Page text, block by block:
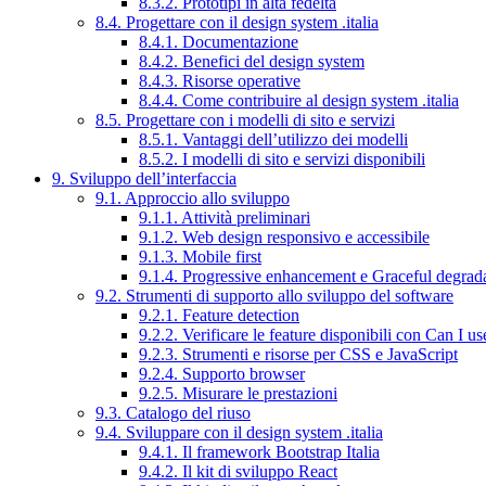
8.4. Progettare con il design system .italia
8.4.1. Documentazione
8.4.2. Benefici del design system
8.4.3. Risorse operative
8.4.4. Come contribuire al design system .italia
8.5. Progettare con i modelli di sito e servizi
8.5.1. Vantaggi dell’utilizzo dei modelli
8.5.2. I modelli di sito e servizi disponibili
9. Sviluppo dell’interfaccia
9.1. Approccio allo sviluppo
9.1.1. Attività preliminari
9.1.2. Web design responsivo e accessibile
9.1.3. Mobile first
9.1.4. Progressive enhancement e Graceful
9.2. Strumenti di supporto allo sviluppo del software
9.2.1. Feature detection
9.2.2. Verificare le feature disponibili con Can I
9.2.3. Strumenti e risorse per CSS e JavaScript
9.2.4. Supporto browser
9.2.5. Misurare le prestazioni
9.3. Catalogo del riuso
9.4. Sviluppare con il design system .italia
9.4.1. Il framework Bootstrap Italia
9.4.2. Il kit di sviluppo React